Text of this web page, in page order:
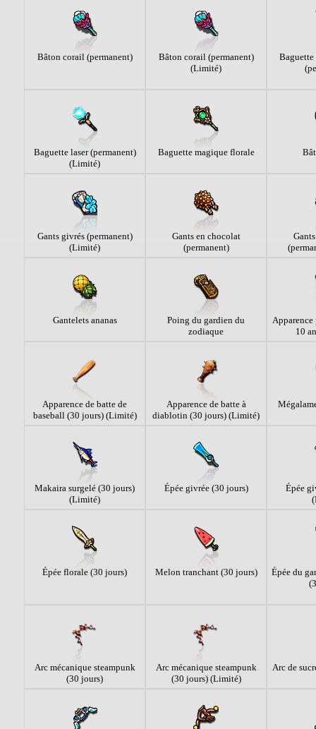
Bâton corail (permanent)
Bâton corail (permanent)
(Limité)
Baguette laser (permanent)
(Limité)
Baguette magique florale
Gants givrés (permanent)
(Limité)
Gants en chocolat
(permanent)
Gantelets ananas
Poing du gardien du
zodiaque
Apparence
10
Apparence de batte de
baseball (30 jours) (Limité)
Apparence de batte à
diablotin (30 jours) (Limité)
Makaira surgelé (30 jours)
(Limité)
Épée givrée (30 jours)
Épée
Épée florale (30 jours) Melon tranchant (30 jours)
Épée du
Arc mécanique steampunk
(30 jours)
Arc mécanique steampunk
(30 jours) (Limité)
Arc de